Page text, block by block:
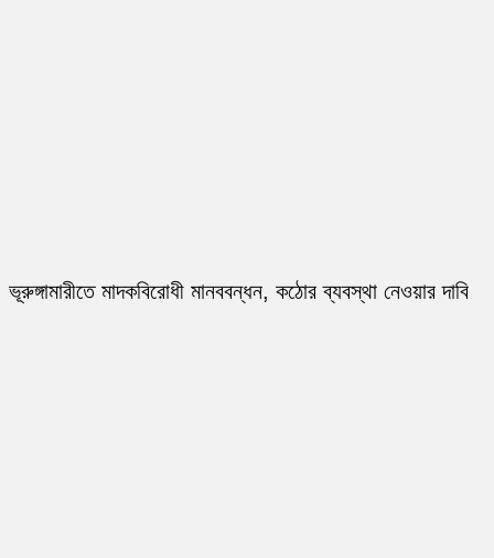
ভূরুঙ্গামারীতে মাদকবিরোধী মানববন্ধন, কঠোর ব্যবস্থা নেওয়ার দাবি